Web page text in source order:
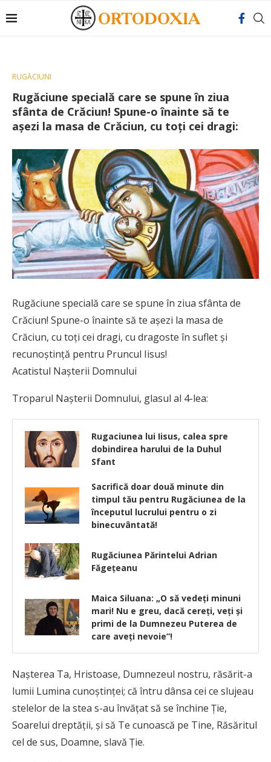
RUGĂCIUNI
Rugăciune specială care se spune în ziua
sfânta de Crăciun! Spune-o înainte să te
aşezi la masa de Crăciun, cu toţi cei dragi:
Rugăciune specială care se spune în ziua sfânta de
Crăciun! Spune-o înainte să te aşezi la masa de
Crăciun, cu toţi cei dragi, cu dragoste în suflet şi
recunoştinţă pentru Pruncul Iisus!
Acatistul Naşterii Domnului
Troparul Naşterii Domnului, glasul al 4-lea:
Rugaciunea lui Iisus, calea spre
dobindirea harului de la Duhul
Sfant
Sacrifică doar două minute din
timpul tău pentru Rugăciunea de la
începutul lucrului pentru o zi
binecuvântată!
Rugăciunea Părintelui Adrian
Făgețeanu
Maica Siluana: „O să vedeţi minuni
mari! Nu e greu, dacă cereţi, veți şi
primi de la Dumnezeu Puterea de
care aveţi nevoie”!
Naşterea Ta, Hristoase, Dumnezeul nostru, răsărit-a
lumii Lumina cunoştinţei; că întru dânsa cei ce slujeau
stelelor de la stea s-au învăţat să se închine Ţie,
Soarelui dreptăţii, şi să Te cunoască pe Tine, Răsăritul
cel de sus, Doamne, slavă Ţie.